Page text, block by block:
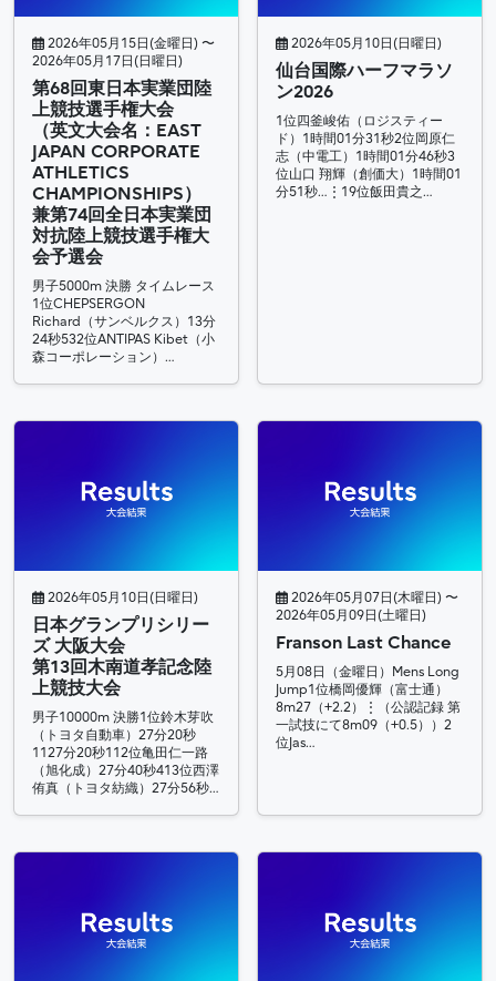
2026年05月15日(金曜日) 〜
2026年05月17日(日曜日)
第68回東日本実業団陸
上競技選手権大会
（英文大会名：EAST
JAPAN CORPORATE
ATHLETICS
CHAMPIONSHIPS）
兼第74回全日本実業団
対抗陸上競技選手権大
会予選会
男子5000m 決勝 タイムレース
1位CHEPSERGON
Richard（サンベルクス）13分
24秒532位ANTIPAS Kibet（小
森コーポレーション）…
2026年05月10日(日曜日)
仙台国際ハーフマラソ
ン2026
1位四釜峻佑（ロジスティー
ド）1時間01分31秒2位岡原仁
志（中電工）1時間01分46秒3
位山口 翔輝（創価大）1時間01
分51秒…⋮19位飯田貴之…
2026年05月10日(日曜日)
日本グランプリシリー
ズ 大阪大会
第13回木南道孝記念陸
上競技大会
男子10000m 決勝1位鈴木芽吹
（トヨタ自動車）27分20秒
1127分20秒112位亀田仁一路
（旭化成）27分40秒413位西澤
侑真（トヨタ紡織）27分56秒…
2026年05月07日(木曜日) 〜
2026年05月09日(土曜日)
Franson Last Chance
5月08日（金曜日）Mens Long
Jump1位橋岡優輝（富士通）
8m27（+2.2）⋮（公認記録 第
一試技にて8m09（+0.5））2
位Jas…